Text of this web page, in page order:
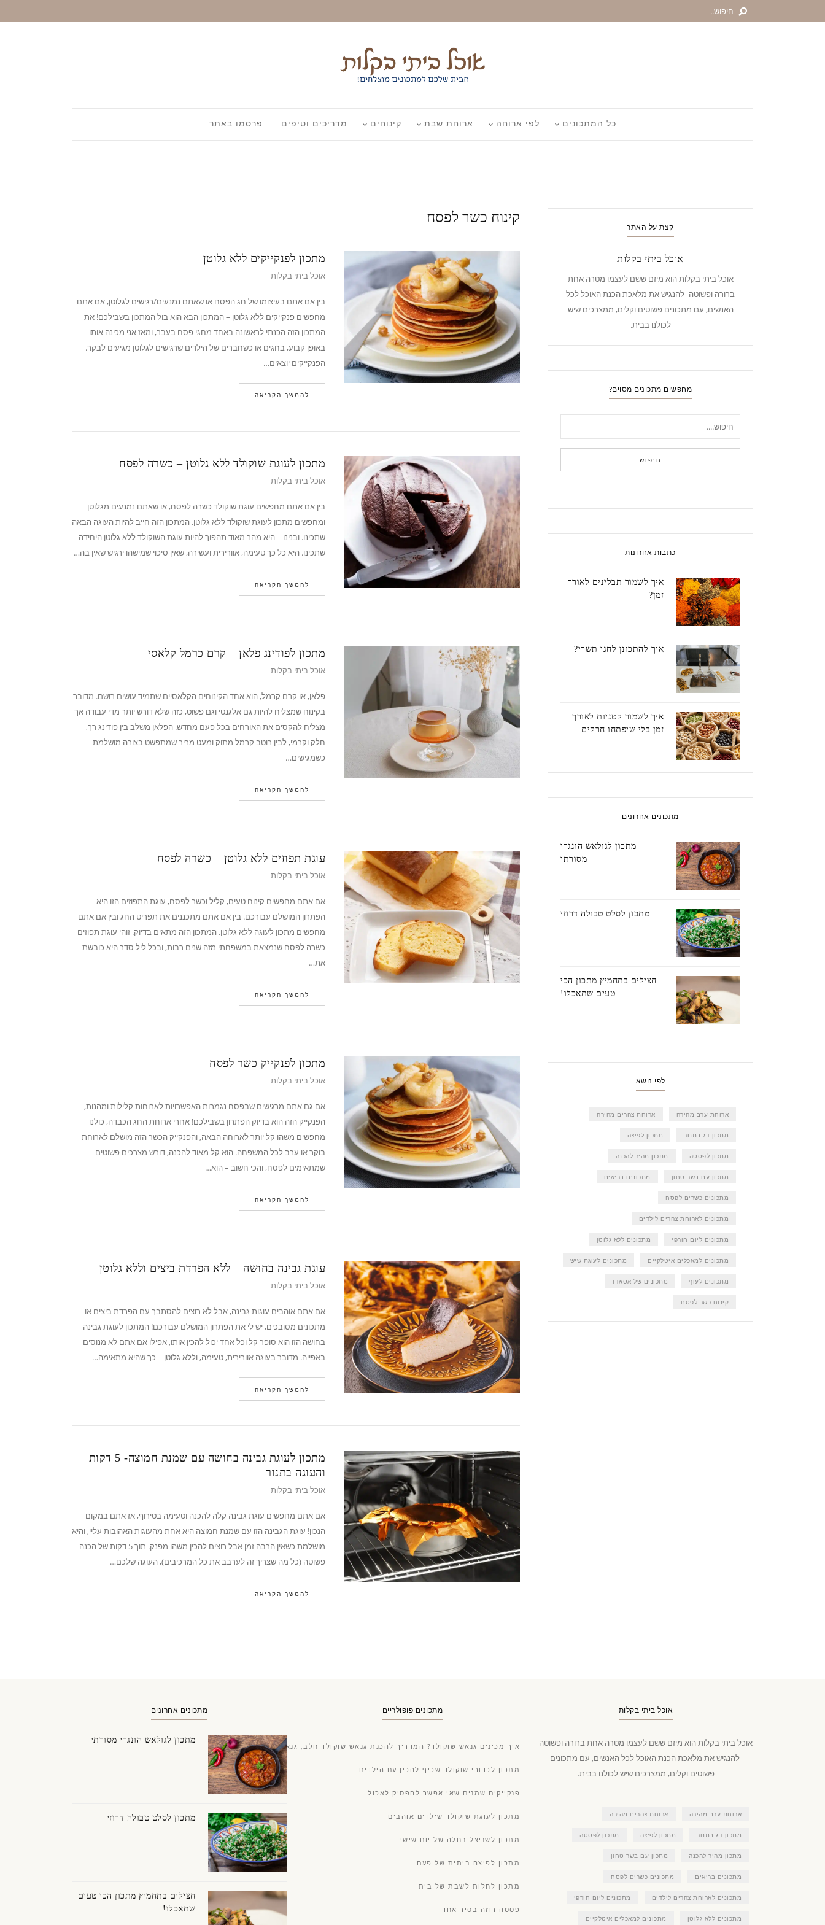
כל המתכונים לפי ארוחה ארוחת שבת קינוחים מדריכים וטיפים פרסמו באתר
קינוח כשר לפסח
מתכון לפנקייקים ללא גלוטן
אוכל ביתי בקלות
בין אם אתם בעיצומו של חג הפסח או שאתם נמנעים/רגישים לגלוטן, אם אתם
מחפשים פנקייקים ללא גלוטן – המתכון הבא הוא בול המתכון בשבילכם! את
המתכון הזה הכנתי לראשונה באחד מחגי פסח בעבר, ומאז אני מכינה אותו
באופן קבוע, בחגים או כשחברים של הילדים שרגישים לגלוטן מגיעים לבקר.
הפנקייקים יוצאים…
להמשך הקריאה
מתכון לעוגת שוקולד ללא גלוטן – כשרה לפסח
אוכל ביתי בקלות
בין אם אתם מחפשים עוגת שוקולד כשרה לפסח, או שאתם נמנעים מגלוטן
ומחפשים מתכון לעוגת שוקולד ללא גלוטן, המתכון הזה חייב להיות העוגה הבאה
שתכינו. ובנינו – היא מהר מאוד תהפוך להיות עוגת השוקולד ללא גלוטן היחידה
שתכינו. היא כל כך טעימה, אוורירית ועשירה, שאין סיכוי שמישהו ירגיש שאין בה…
להמשך הקריאה
מתכון לפודינג פלאן – קרם כרמל קלאסי
אוכל ביתי בקלות
פלאן, או קרם קרמל, הוא אחד הקינוחים הקלאסיים שתמיד עושים רושם. מדובר
בקינוח שמצליח להיות גם אלגנטי וגם פשוט, כזה שלא דורש יותר מדי עבודה אך
מצליח להקסים את האורחים בכל פעם מחדש. הפלאן משלב בין פודינג רך,
חלק וקרמי, לבין רוטב קרמל מתוק ומעט מריר שמתפשט בצורה מושלמת
כשמגישים…
להמשך הקריאה
עוגת תפוזים ללא גלוטן – כשרה לפסח
אוכל ביתי בקלות
אם אתם מחפשים קינוח טעים, קליל וכשר לפסח, עוגת התפוזים הזו היא
הפתרון המושלם עבורכם. בין אם אתם מתכננים את תפריט החג ובין אם אתם
מחפשים מתכון לעוגה ללא גלוטן, המתכון הזה מתאים בדיוק. זוהי עוגת תפוזים
כשרה לפסח שנמצאת במשפחתי מזה שנים רבות, ובכל ליל סדר היא כובשת
את…
להמשך הקריאה
מתכון לפנקייק כשר לפסח
אוכל ביתי בקלות
אם גם אתם מרגישים שבפסח נגמרות האפשרויות לארוחות קלילות ומהנות,
הפנקייק הזה הוא בדיוק הפתרון בשבילכם! אחרי ארוחת החג הכבדה, כולנו
מחפשים משהו קל יותר לארוחה הבאה, והפנקייק הכשר הזה מושלם לארוחת
בוקר או ערב לכל המשפחה. הוא קל מאוד להכנה, דורש מצרכים פשוטים
שמתאימים לפסח, והכי חשוב – הוא…
להמשך הקריאה
עוגת גבינה בחושה – ללא הפרדת ביצים וללא גלוטן
אוכל ביתי בקלות
אם אתם אוהבים עוגות גבינה, אבל לא רוצים להסתבך עם הפרדת ביצים או
מתכונים מסובכים, יש לי את הפתרון המושלם עבורכם! המתכון לעוגת גבינה
בחושה הזו הוא סופר קל וכל אחד יכול להכין אותו, אפילו אם אתם לא מנוסים
באפייה. מדובר בעוגה אוורירית, טעימה, וללא גלוטן – כך שהיא מתאימה…
להמשך הקריאה
מתכון לעוגת גבינה בחושה עם שמנת חמוצה- 5 דקות
והעוגה בתנור
אוכל ביתי בקלות
אם אתם מחפשים עוגת גבינה קלה להכנה וטעימה בטירוף, אז אתם במקום
הנכון! עוגת הגבינה הזו עם שמנת חמוצה היא אחת מהעוגות האהובות עליי, והיא
מושלמת כשאין הרבה זמן אבל רוצים להכין משהו מפנק. תוך 5 דקות של הכנה
פשוטה (כל מה שצריך זה לערבב את כל המרכיבים), העוגה שלכם…
להמשך הקריאה
קצת על האתר
אוכל ביתי בקלות
אוכל ביתי בקלות הוא מיזם ששם לעצמו מטרה אחת
ברורה ופשוטה -להנגיש את מלאכת הכנת האוכל לכל
האנשים, עם מתכונים פשוטים וקלים, ממצרכים שיש
לכולנו בבית.
מחפשים מתכונים מסוים?
חיפוש
כתבות אחרונות
איך לשמור תבלינים לאורך
זמן?
איך להתכונן לחגי תשרי?
איך לשמור קטניות לאורך
זמן בלי שיפתחו חרקים
מתכונים אחרונים
מתכון לגולאש הונגרי
מסורתי
מתכון לסלט טבולה דרוזי
חצילים בתחמיץ מתכון הכי
טעים שתאכלו!
לפי נושא
ארוחת ערב מהירה ארוחת צהרים מהירה
מתכון דג בתנור מתכון לפיצה
מתכון לפסטה מתכון מהיר להכנה
מתכון עם בשר טחון מתכונים בריאים
מתכונים כשרים לפסח
מתכונים לארוחת צהרים לילדים
מתכונים ליום חורפי מתכונים ללא גלוטן
מתכונים למאכלים איטלקיים מתכונים לעוגת שיש
מתכונים לעוף מתכונים של אסאדו
קינוח כשר לפסח
אוכל ביתי בקלות
אוכל ביתי בקלות הוא מיזם ששם לעצמו מטרה אחת ברורה ופשוטה
-להנגיש את מלאכת הכנת האוכל לכל האנשים, עם מתכונים
פשוטים וקלים, ממצרכים שיש לכולנו בבית.
ארוחת ערב מהירה ארוחת צהרים מהירה
מתכון דג בתנור מתכון לפיצה מתכון לפסטה
מתכון מהיר להכנה מתכון עם בשר טחון
מתכונים בריאים מתכונים כשרים לפסח
מתכונים לארוחת צהרים לילדים מתכונים ליום חורפי
מתכונים ללא גלוטן מתכונים למאכלים איטלקיים
מתכונים פופולריים
איך מכינים גנאש שוקולד? המדריך להכנת גנאש שוקולד חלב, גנאש שוקולד לבן ומריר
מתכון לכדורי שוקולד שכיף להכין עם הילדים
פנקייקים שמנים שאי אפשר להפסיק לאכול
מתכון לעוגת שוקולד שילדים אוהבים
מתכון לשניצל בחלה של יום שישי
מתכון לפיצה ביתית של פעם
מתכון לחלות לשבת של בית
פסטה רוזה בסיר אחד
מתכונים אחרונים
מתכון לגולאש הונגרי מסורתי
מתכון לסלט טבולה דרוזי
חצילים בתחמיץ מתכון הכי טעים
שתאכלו!